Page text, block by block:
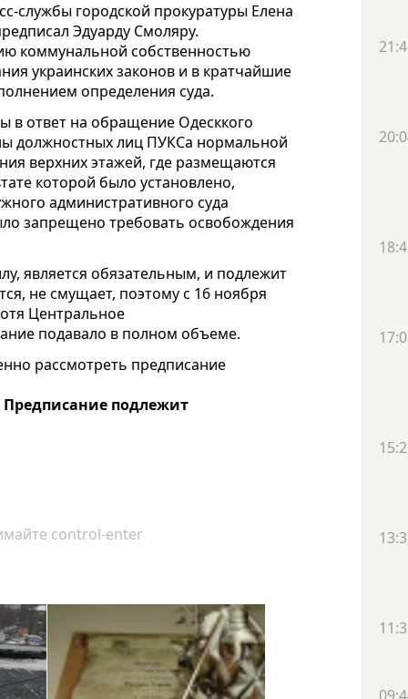
службы городской прокуратуры Елена
Эдуарду Смоляру.
коммунальной собственностью
украинских законов и в кратчайшие
определения суда.
в ответ на обращение Одесккого
должностных лиц ПУКСа нормальной
верхних этажей, где размещаются
которой было установлено,
административного суда
запрещено требовать освобождения
является обязательным, и подлежит
не смущает, поэтому с 16 ноября
Центральное
подавало в полном объеме.
рассмотреть предписание
Предписание подлежит
control-enter